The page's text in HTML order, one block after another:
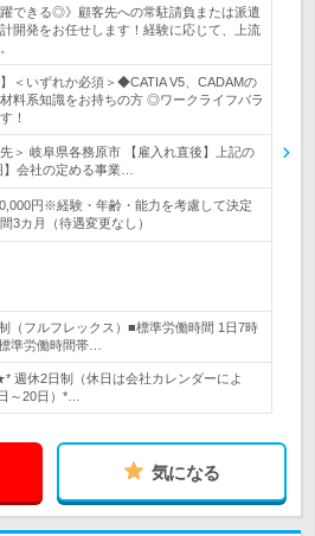
躍できる◎》顧客先への常駐請負または派遣
開発をお任せします！経験に応じて、上流
】＜いずれか必須＞◆CATIA V5、CADAMの
料系知識をお持ちの方 ◎ワークライフバラ
！
＞ 岐阜県各務原市 【雇入れ直後】上記の
会社の定める事業…
円※経験・年齢・能力を考慮して決定
3カ月（待遇変更なし）
（フルフレックス）■標準労働時間 1日7時
準労働時間帯…
週休2日制（休日は会社カレンダーによ
～20日）*…
気になる